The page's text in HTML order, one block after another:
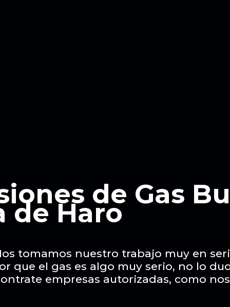
de Gas
de Haro
tomamos nuestro trabajo muy en
que el gas es algo muy serio, no lo
empresas autorizadas, como